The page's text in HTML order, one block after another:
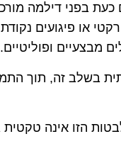
כעת בפני דילמה
או פיגועים
מבצעיים ופוליטיים.
בשלב זה, תוך
הזו אינה